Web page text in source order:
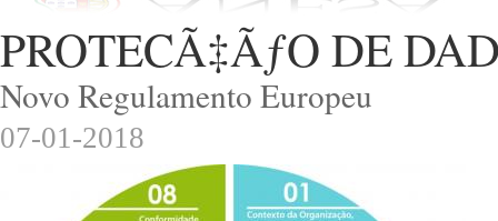
PROTECÃ‡ÃƒO DE
Novo Regulamento Europeu
07-01-2018